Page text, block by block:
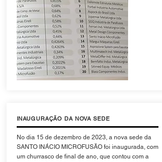
INAUGURAÇÃO DA NOVA SEDE
No dia 15 de dezembro de 2023, a nova sede da
SANTO INÁCIO MICROFUSÃO foi inaugurada, com
um churrasco de final de ano, que contou com a